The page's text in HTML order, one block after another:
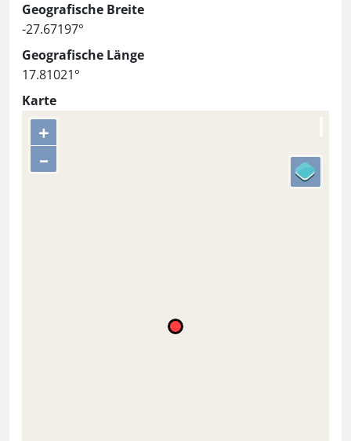
Geografische Breite
-27.67197°
Geografische Länge
17.81021°
Karte
+
–